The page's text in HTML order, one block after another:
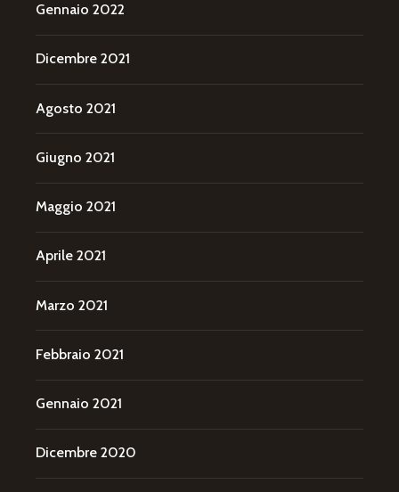
Gennaio 2022
Dicembre 2021
Agosto 2021
Giugno 2021
Maggio 2021
Aprile 2021
Marzo 2021
Febbraio 2021
Gennaio 2021
Dicembre 2020